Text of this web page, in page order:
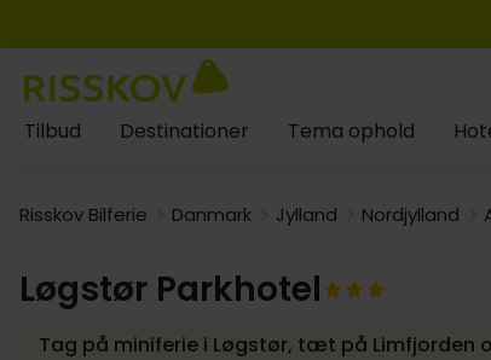
Tilbud Destinationer Tema ophold
Risskov Bilferie Danmark Jylland Nordjylland
Løgstør Parkhotel
Tag på miniferie i Løgstør, tæt på Limfjorden